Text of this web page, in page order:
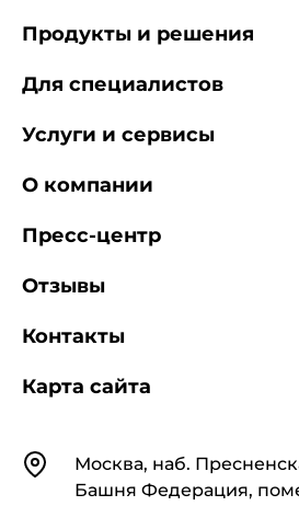
КонтактыМосква, наб.
Башня Федерация,
Продукты и решения
Для специалистов
Услуги и сервисы
О компании
Пресс-центр
Отзывы
Контакты
Карта сайта